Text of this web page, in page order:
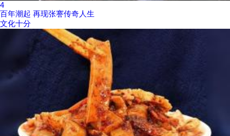
4
百年潮起 再现张謇传奇人生
文化十分